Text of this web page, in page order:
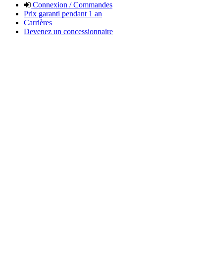
Connexion / Commandes
Prix garanti pendant 1 an
Carrières
Devenez un concessionnaire